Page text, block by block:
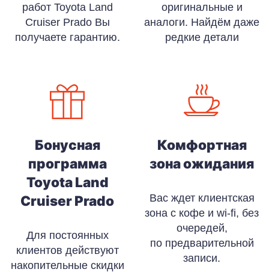
работ Toyota Land
Cruiser Prado Вы
получаете гарантию.
Бонусная
программа
Toyota Land
Cruiser Prado
Для постоянных
клиентов действуют
накопительные скидки
оригинальные и
аналоги. Найдём даже
редкие детали
Комфортная
зона ожидания
Вас ждет клиентская
зона с кофе и wi-fi, без
очередей,
по предварительной
записи.